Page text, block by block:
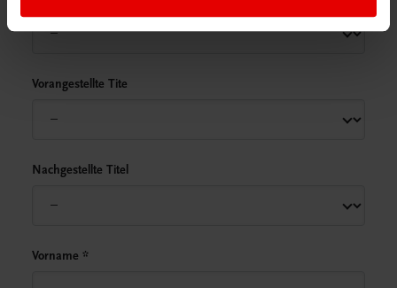
Vorangestellte Tite
Nachgestellte Titel
Vorname *